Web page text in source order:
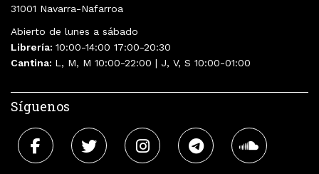
31001 Navarra-Nafarroa
Abierto de lunes a sábado
Librería: 10:00-14:00 17:00-20:30
Cantina: L, M, M 10:00-22:00 | J, V, S 10:00-01:00
Síguenos